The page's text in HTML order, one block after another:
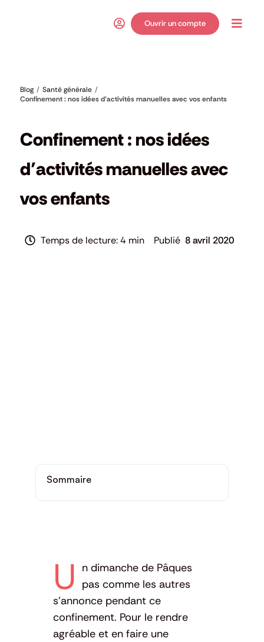
Ouvrir un compte
Blog
Santé générale
Confinement : nos idées d’activités manuelles avec vos enfants
Confinement : nos idées
d’activités manuelles avec
vos enfants
4 min 8 avril 2020
Sommaire
U n dimanche de Pâques
pas comme les autres
s’annonce pendant ce
confinement. Pour le rendre
agréable et en faire une